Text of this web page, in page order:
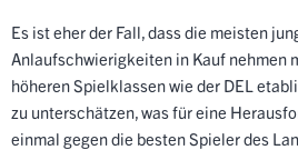
Es ist eher der Fall, dass die meisten
Anlaufschwierigkeiten in Kauf nehmen
höheren Spielklassen wie der DEL
zu unterschätzen, was für eine
einmal gegen die besten Spieler des